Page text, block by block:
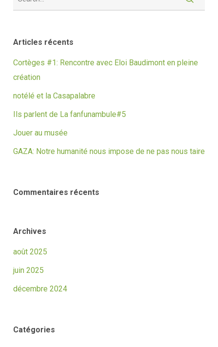
Articles récents
Cortèges #1: Rencontre avec Eloi Baudimont en pleine
création
notélé et la Casapalabre
Ils parlent de La fanfunambule#5
Jouer au musée
GAZA: Notre humanité nous impose de ne pas nous taire
Commentaires récents
Archives
août 2025
juin 2025
décembre 2024
Catégories